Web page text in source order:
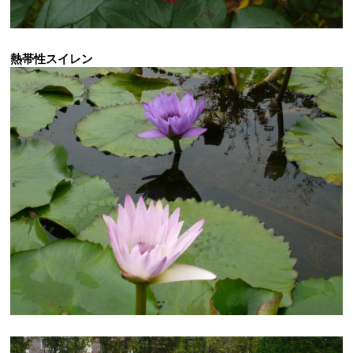
熱帯性スイレン